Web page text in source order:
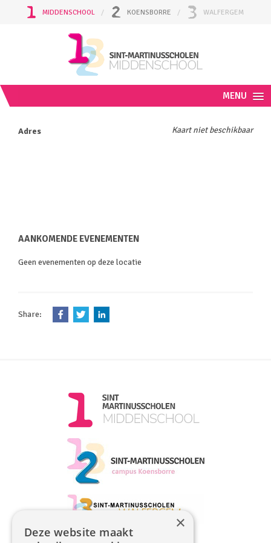
MIDDENSCHOOL KOENSBORRE WALFERGEM
MENU
Kaart niet beschikbaar
Adres
AANKOMENDE EVENEMENTEN
Geen evenementen op deze locatie
×
Deze website maakt